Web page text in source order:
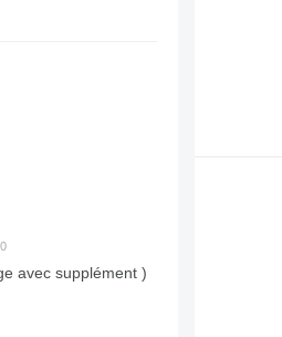
avec supplément )